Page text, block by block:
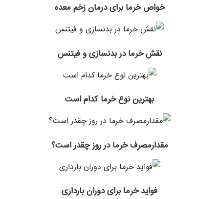
خواص خرما برای درمان زخم معده
نقش خرما در بدنسازی و فیتنس
بهترین نوع خرما کدام است
مقدارمصرف خرما در روز چقدر است؟
فواید خرما برای دوران بارداری